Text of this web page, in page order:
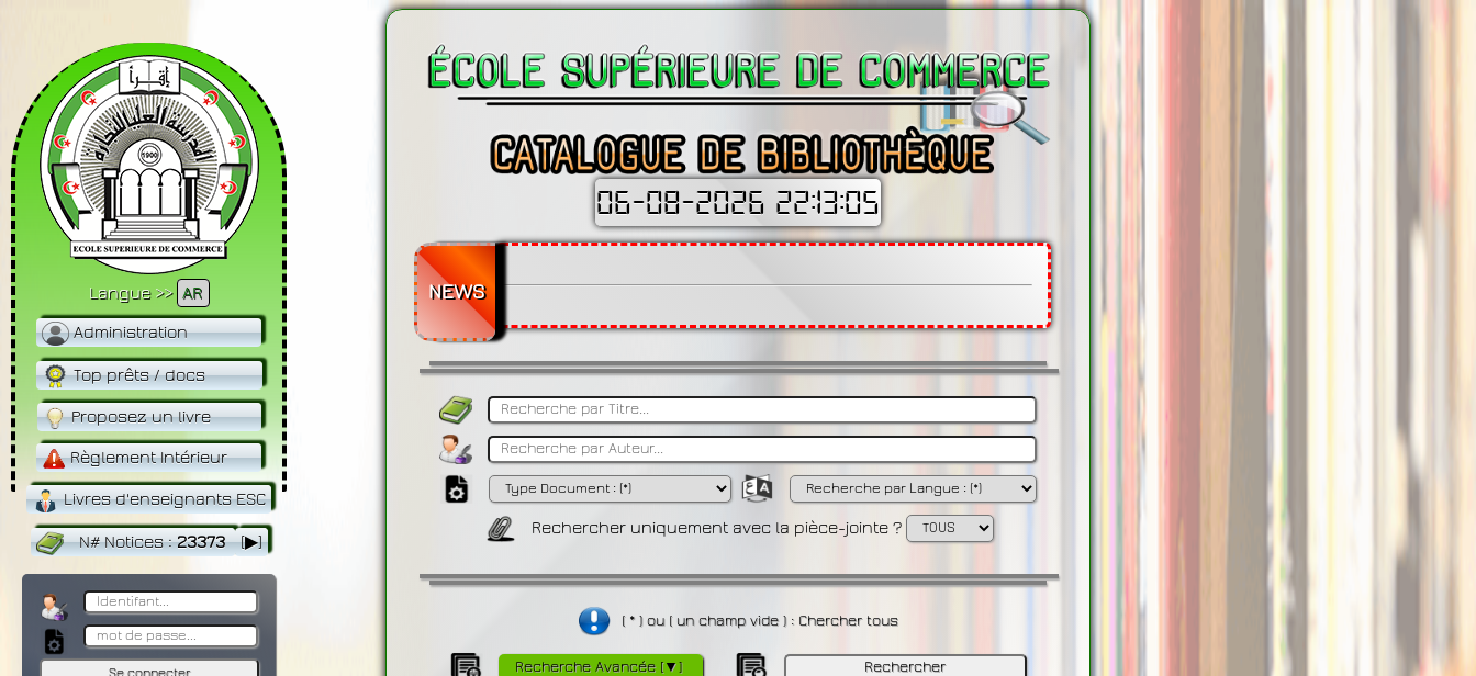
Langue >> AR
Administration
Top prêts / docs
Proposez un livre
Règlement Intérieur
Livres d'enseignants ESC
N# Notices:23373 [▶]
06-08-2026 22:13:06
NEWS
Rechercher uniquement avec la pièce-jointe ?
( * ) ou ( un champ vide ) : Chercher tous
Recherche Avancée [▼]